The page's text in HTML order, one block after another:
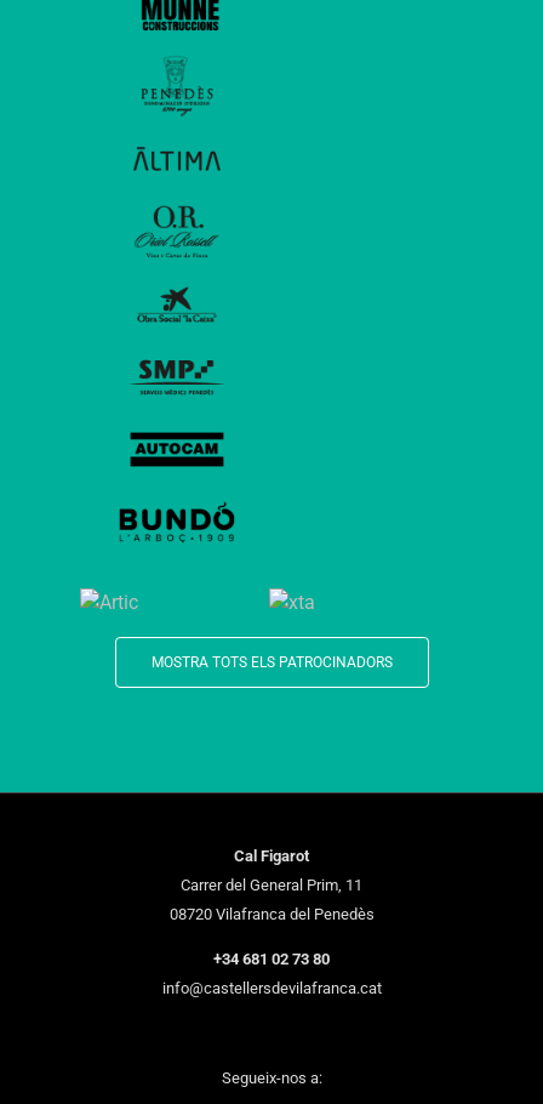
MOSTRA TOTS ELS PATROCINADORS
Cal Figarot
Carrer del General Prim, 11
08720 Vilafranca del Penedès
+34 681 02 73 80
info@castellersdevilafranca.cat
Segueix-nos a: